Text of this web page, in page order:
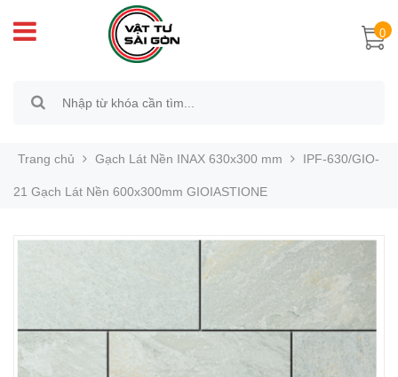
0
Trang chủ Gạch Lát Nền INAX 630x300 mm IPF-630/GIO-
21 Gạch Lát Nền 600x300mm GIOIASTIONE